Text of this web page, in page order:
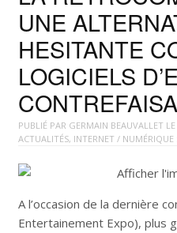
UNE
HESITANTE
LOGICIELS
PUBLIÉ PAR GERMAIN BEAUVALLET LE
ACTUALITÉS, INTERNET / NUMÉRIQUE
A l’occasion de la dernière
Entertainement Expo), plus